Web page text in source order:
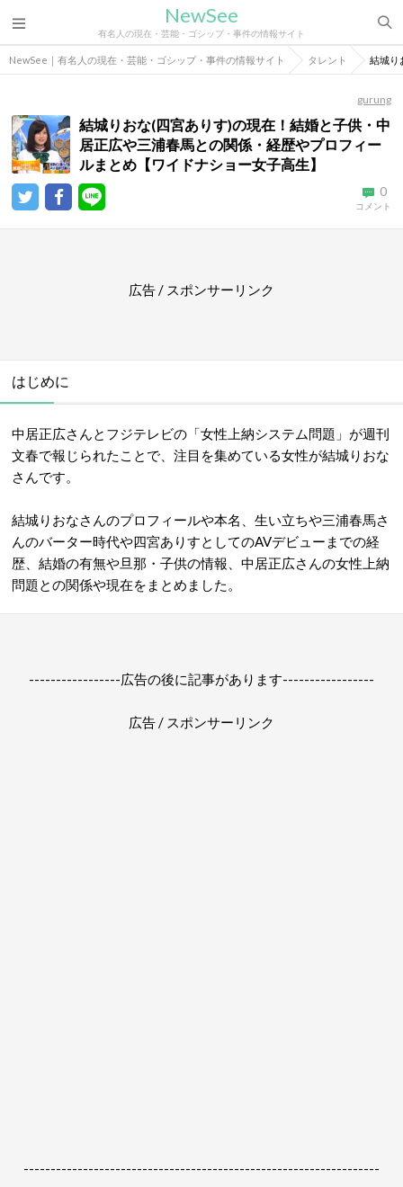
NewSee
有名人の現在・芸能・ゴシップ・事件の情報サイト
NewSee｜有名人の現在・芸能・ゴシップ・事件の情報サイト タレント 結城り
gurung
結城りおな(四宮ありす)の現在！結婚と子供・中
居正広や三浦春馬との関係・経歴やプロフィー
ルまとめ【ワイドナショー女子高生】
0
コメント
広告 / スポンサーリンク
はじめに
中居正広さんとフジテレビの「女性上納システム問題」が週刊
文春で報じられたことで、注目を集めている女性が結城りおな
さんです。
結城りおなさんのプロフィールや本名、生い立ちや三浦春馬さ
んのバーター時代や四宮ありすとしてのAVデビューまでの経
歴、結婚の有無や旦那・子供の情報、中居正広さんの女性上納
問題との関係や現在をまとめました。
-----------------広告の後に記事があります-----------------
広告 / スポンサーリンク
------------------------------------------------------------------